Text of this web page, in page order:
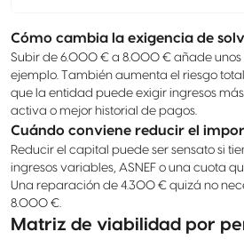
Cómo cambia la exigencia de
Subir de 6.000 € a 8.000 € añade unos
ejemplo. También aumenta el riesgo
que la entidad puede exigir ingresos
activa o mejor historial de pagos.
Cuándo conviene reducir el
Reducir el capital puede ser sensato si
ingresos variables, ASNEF o una cuota
Una reparación de 4.300 € quizá no
8.000 €.
Matriz de viabilidad por